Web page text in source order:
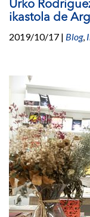
Urko
ikastola de
2019/10/17 | Blog,